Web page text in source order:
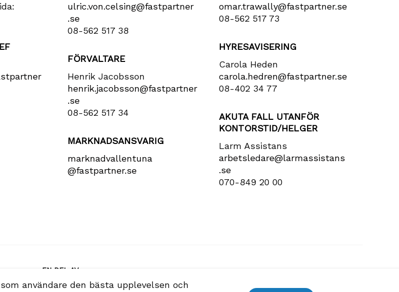
ulric​.von​.celsing​@fastpartner​
.se
08-562 517 38
FÖRVALTARE
Henrik Jacobsson
henrik​.jacobsson​@fastpartner​
.se
08-562 517 34
MARKNADSANSVARIG
marknadvallentuna​
@fastpartner​.se
omar.trawally@fastpartner.se
08-562 517 73
HYRESAVISERING
Carola Heden
carola​.hedren​@fastpartner​.se
08-402 34 77
AKUTA FALL UTANFÖR
KONTORSTID/HELGER
Larm Assistans
arbetsledare​@larmassistans​
.se
070-849 20 00
EN DEL AV
användare den bästa upplevelsen och